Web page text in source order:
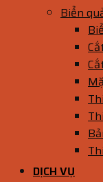
Biển
DỊCH VỤ